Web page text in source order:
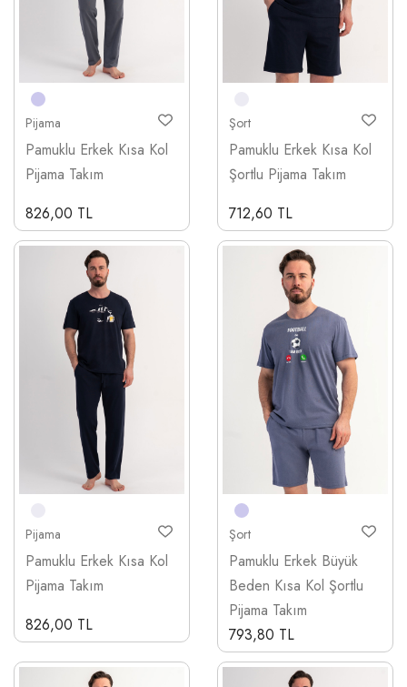
Pijama
Pamuklu Erkek Kısa Kol
Pijama Takım
826,00 TL
Şort
Pamuklu Erkek Kısa Kol
Şortlu Pijama Takım
712,60 TL
Pijama
Pamuklu Erkek Kısa Kol
Pijama Takım
826,00 TL
Şort
Pamuklu Erkek Büyük
Beden Kısa Kol Şortlu
Pijama Takım
793,80 TL